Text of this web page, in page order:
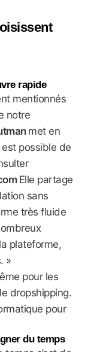
rapide
mentionnés
notre
met en
possible de
Elle partage
sans
très fluide
plateforme,
»
pour les
dropshipping.
pour
du temps